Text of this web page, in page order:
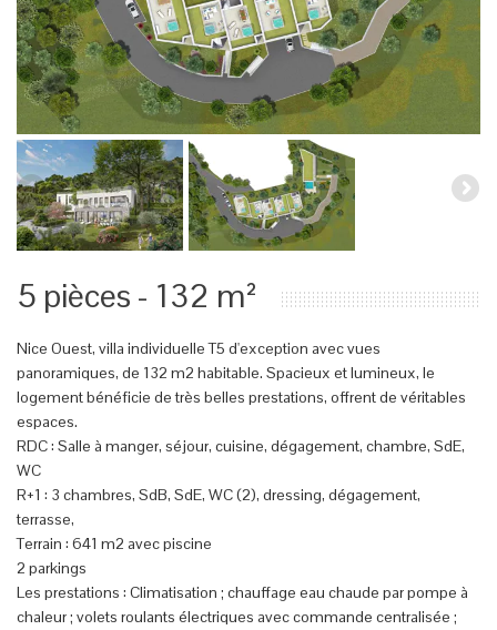
5 pièces - 132 m²
Nice Ouest, villa individuelle T5 d'exception avec vues
panoramiques, de 132 m2 habitable. Spacieux et lumineux, le
logement bénéficie de très belles prestations, offrent de véritables
espaces.
RDC : Salle à manger, séjour, cuisine, dégagement, chambre, SdE,
WC
R+1 : 3 chambres, SdB, SdE, WC (2), dressing, dégagement,
terrasse,
Terrain : 641 m2 avec piscine
2 parkings
Les prestations : Climatisation ; chauffage eau chaude par pompe à
chaleur ; volets roulants électriques avec commande centralisée ;